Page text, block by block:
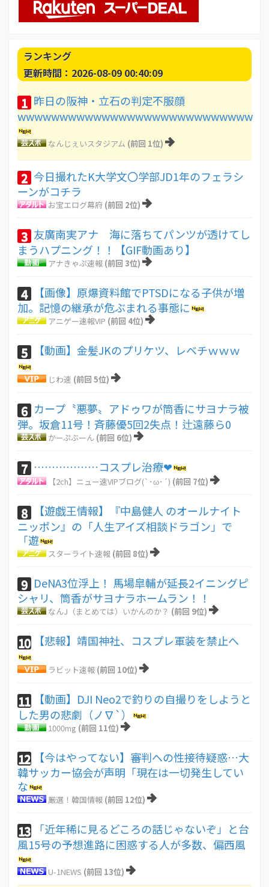
ランキング
更新時間：2026-08-09 00:40:09
1 昨日の阪神・立石の判定不服顔
wwwwwwwwwwwwwwwwwwwwwwwwwwww
なんじぇいスタジアム (前回 1位)
2 今日撮れたK大学文〇学部JD1年のフェラシ
ーンがコチラ
お宝エログ幕府 (前回 2位)
3 友廣南実アナ 海に落ちてパンツが透けてし
まうハプニング！！【GIF動画あり】
アナきゃぷ速報 (前回 3位)
4
【画像】原爆資料館でPTSDになる子供が増
加。記憶の継承が危ぶまれる事態に
アニゲー速報VIP (前回 4位)
5 【動画】金髪JKのプリケツ、レベチｗｗｗ
じわ速 (前回 5位)
6 カープ〝悪夢〟アドゥワが筒香にサヨナラ被
弾。坂倉11号！斉藤優5回2失点！辻遠藤ら0
かーぷぶーん (前回 6位)
7 ………………コスプレ治療❤
【2ch】ニュー速VIPブログ(`･ω･´) (前回 7位)
8
【遊戯王情報】『中島健人 のオールナイト
ニッポン』の「人生アイズ相談ドラゴン」で
「遊
スターライト速報 (前回 8位)
9 DeNA3位浮上！ 馬場皐輔が延長2イニングピ
シャリ、筒香がサヨナラホームラン！！
なんJ（まとめては）いかんのか？ (前回 9位)
10 【悲報】靖国神社、コスプレ軍装を禁止へ
ラビット速報 (前回 10位)
11
【動画】DJI Neo2で釣りの自撮りをしようと
した男の悲劇（ノ∇`）
1000mg (前回 11位)
12
【今はやってない】審判への性接待疑惑…大
韓サッカー協会が声明「現在は一切発生してい
な
厳選！韓国情報 (前回 12位)
13
「近年稀に見るどころの話じゃないぞ」と台
風15号の予想進路に困惑する人が多数、偏西風
U-1NEWS (前回 13位)